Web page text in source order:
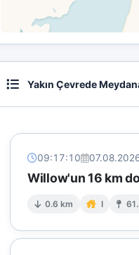
Yakın Çevrede
09:17:10
Willow'un 16 km
0.6 km I